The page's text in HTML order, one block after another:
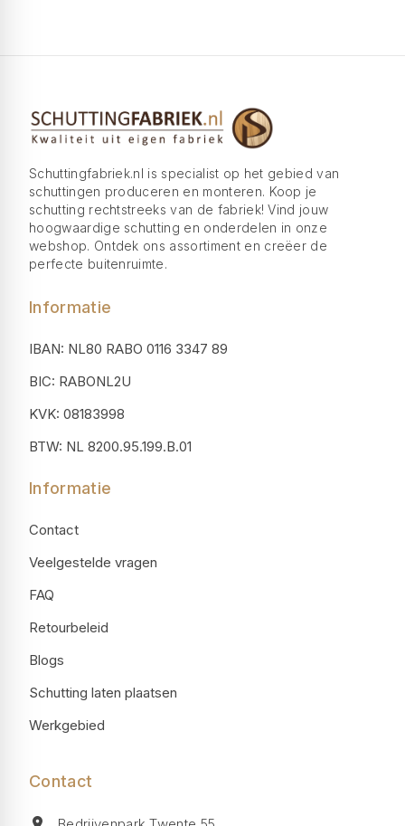
Schuttingfabriek.nl is specialist op het gebied van
schuttingen produceren en monteren. Koop je
schutting rechtstreeks van de fabriek! Vind jouw
hoogwaardige schutting en onderdelen in onze
webshop. Ontdek ons assortiment en creëer de
perfecte buitenruimte.
Informatie
IBAN: NL80 RABO 0116 3347 89
BIC: RABONL2U
KVK: 08183998
BTW: NL 8200.95.199.B.01
Informatie
Contact
Veelgestelde vragen
FAQ
Retourbeleid
Blogs
Schutting laten plaatsen
Werkgebied
Contact